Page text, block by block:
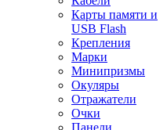
Карты памяти и
USB Flash
Крепления
Марки
Минипризмы
Окуляры
Отражатели
Очки
Панели